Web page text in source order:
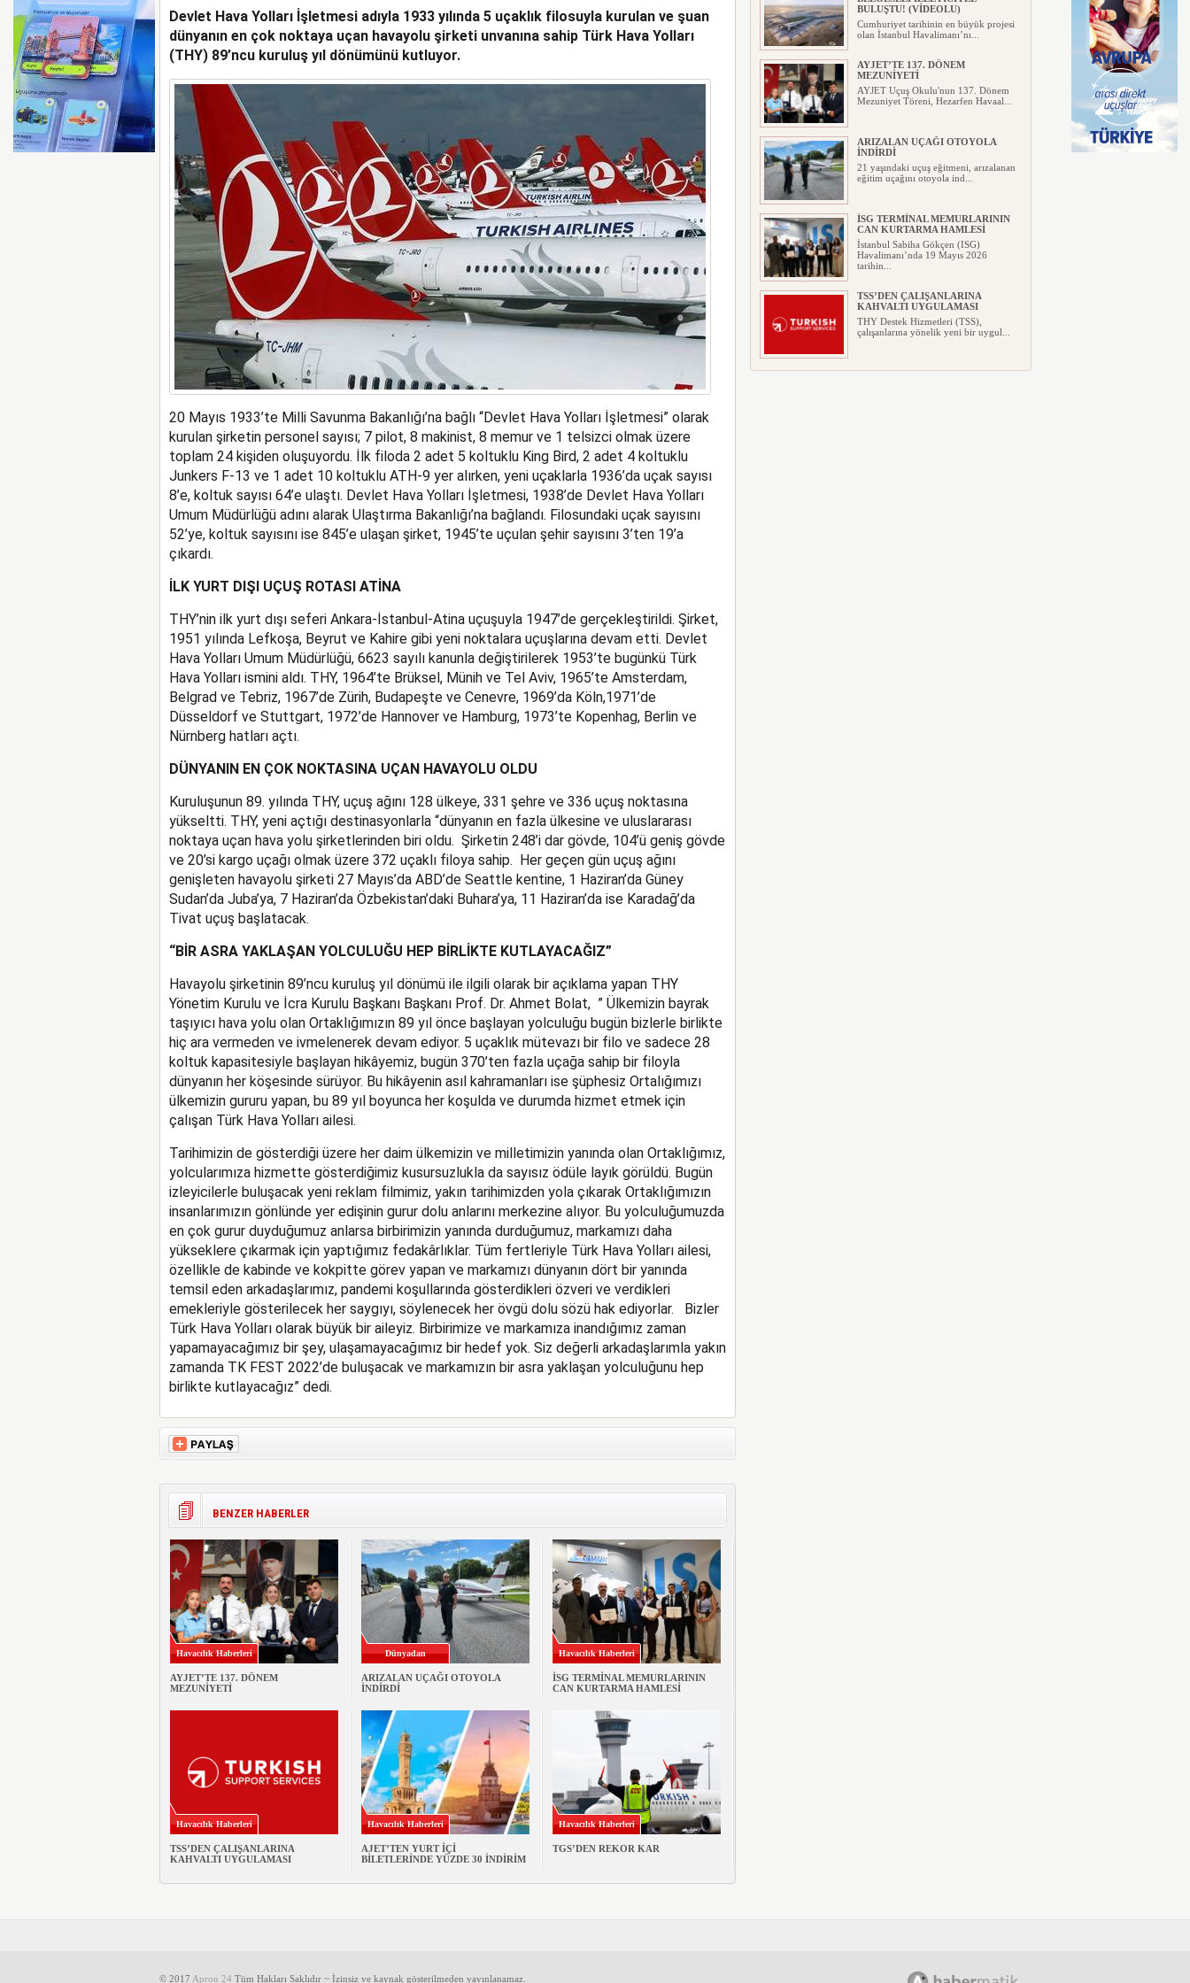
İGA, HAVALİMANI DENEYİMİ ZİRVESİ’NE EV
SAHİPLİĞİ YAPACAK
Devlet Hava Yolları İşletmesi adıyla 1933 yılında 5 uçaklık filosuyla kurulan ve şuan
dünyanın en çok noktaya uçan havayolu şirketi unvanına sahip Türk Hava Yolları
(THY) 89’ncu kuruluş yıl dönümünü kutluyor.
20 Mayıs 1933’te Milli Savunma Bakanlığı’na bağlı “Devlet Hava Yolları İşletmesi” olarak
kurulan şirketin personel sayısı; 7 pilot, 8 makinist, 8 memur ve 1 telsizci olmak üzere
toplam 24 kişiden oluşuyordu. İlk filoda 2 adet 5 koltuklu King Bird, 2 adet 4 koltuklu
Junkers F-13 ve 1 adet 10 koltuklu ATH-9 yer alırken, yeni uçaklarla 1936’da uçak sayısı
8’e, koltuk sayısı 64’e ulaştı. Devlet Hava Yolları İşletmesi, 1938’de Devlet Hava Yolları
Umum Müdürlüğü adını alarak Ulaştırma Bakanlığı’na bağlandı. Filosundaki uçak sayısını
52’ye, koltuk sayısını ise 845’e ulaşan şirket, 1945’te uçulan şehir sayısını 3’ten 19’a
çıkardı.
İLK YURT DIŞI UÇUŞ ROTASI ATİNA
THY’nin ilk yurt dışı seferi Ankara-İstanbul-Atina uçuşuyla 1947’de gerçekleştirildi. Şirket,
1951 yılında Lefkoşa, Beyrut ve Kahire gibi yeni noktalara uçuşlarına devam etti. Devlet
Hava Yolları Umum Müdürlüğü, 6623 sayılı kanunla değiştirilerek 1953’te bugünkü Türk
Hava Yolları ismini aldı. THY, 1964’te Brüksel, Münih ve Tel Aviv, 1965’te Amsterdam,
Belgrad ve Tebriz, 1967’de Zürih, Budapeşte ve Cenevre, 1969’da Köln,1971’de
Düsseldorf ve Stuttgart, 1972’de Hannover ve Hamburg, 1973’te Kopenhag, Berlin ve
Nürnberg hatları açtı.
DÜNYANIN EN ÇOK NOKTASINA UÇAN HAVAYOLU OLDU
Kuruluşunun 89. yılında THY, uçuş ağını 128 ülkeye, 331 şehre ve 336 uçuş noktasına
yükseltti. THY, yeni açtığı destinasyonlarla “dünyanın en fazla ülkesine ve uluslararası
noktaya uçan hava yolu şirketlerinden biri oldu. Şirketin 248’i dar gövde, 104’ü geniş gövde
ve 20’si kargo uçağı olmak üzere 372 uçaklı filoya sahip. Her geçen gün uçuş ağını
genişleten havayolu şirketi 27 Mayıs’da ABD’de Seattle kentine, 1 Haziran’da Güney
Sudan’da Juba’ya, 7 Haziran’da Özbekistan’daki Buhara’ya, 11 Haziran’da ise Karadağ’da
Tivat uçuş başlatacak.
“BİR ASRA YAKLAŞAN YOLCULUĞU HEP BİRLİKTE KUTLAYACAĞIZ”
Havayolu şirketinin 89’ncu kuruluş yıl dönümü ile ilgili olarak bir açıklama yapan THY
Yönetim Kurulu ve İcra Kurulu Başkanı Başkanı Prof. Dr. Ahmet Bolat, ” Ülkemizin bayrak
taşıyıcı hava yolu olan Ortaklığımızın 89 yıl önce başlayan yolculuğu bugün bizlerle birlikte
hiç ara vermeden ve ivmelenerek devam ediyor. 5 uçaklık mütevazı bir filo ve sadece 28
koltuk kapasitesiyle başlayan hikâyemiz, bugün 370’ten fazla uçağa sahip bir filoyla
dünyanın her köşesinde sürüyor. Bu hikâyenin asıl kahramanları ise şüphesiz Ortalığımızı
ülkemizin gururu yapan, bu 89 yıl boyunca her koşulda ve durumda hizmet etmek için
çalışan Türk Hava Yolları ailesi.
Tarihimizin de gösterdiği üzere her daim ülkemizin ve milletimizin yanında olan Ortaklığımız,
yolcularımıza hizmette gösterdiğimiz kusursuzlukla da sayısız ödüle layık görüldü. Bugün
izleyicilerle buluşacak yeni reklam filmimiz, yakın tarihimizden yola çıkarak Ortaklığımızın
insanlarımızın gönlünde yer edişinin gurur dolu anlarını merkezine alıyor. Bu yolculuğumuzda
en çok gurur duyduğumuz anlarsa birbirimizin yanında durduğumuz, markamızı daha
yükseklere çıkarmak için yaptığımız fedakârlıklar. Tüm fertleriyle Türk Hava Yolları ailesi,
özellikle de kabinde ve kokpitte görev yapan ve markamızı dünyanın dört bir yanında
temsil eden arkadaşlarımız, pandemi koşullarında gösterdikleri özveri ve verdikleri
emekleriyle gösterilecek her saygıyı, söylenecek her övgü dolu sözü hak ediyorlar. Bizler
Türk Hava Yolları olarak büyük bir aileyiz. Birbirimize ve markamıza inandığımız zaman
yapamayacağımız bir şey, ulaşamayacağımız bir hedef yok. Siz değerli arkadaşlarımla yakın
zamanda TK FEST 2022’de buluşacak ve markamızın bir asra yaklaşan yolculuğunu hep
birlikte kutlayacağız” dedi.
BENZER HABERLER
Havacılık Haberleri
AYJET’TE 137. DÖNEM
MEZUNİYETİ
Dünyadan
ARIZALAN UÇAĞI OTOYOLA
İNDİRDİ
Havacılık Haberleri
İSG TERMİNAL MEMURLARININ
CAN KURTARMA HAMLESİ
Havacılık Haberleri
TSS’DEN ÇALIŞANLARINA
KAHVALTI UYGULAMASI
Havacılık Haberleri
AJET’TEN YURT İÇİ
BİLETLERİNDE YÜZDE 30 İNDİRİM
Havacılık Haberleri
TGS’DEN REKOR KAR
BULUŞTU! (VİDEOLU)
Cumhuriyet tarihinin en büyük projesi
olan İstanbul Havalimanı’nı...
AYJET’TE 137. DÖNEM
MEZUNİYETİ
AYJET Uçuş Okulu'nun 137. Dönem
Mezuniyet Töreni, Hezarfen Havaal...
ARIZALAN UÇAĞI OTOYOLA
İNDİRDİ
21 yaşındaki uçuş eğitmeni, arızalanan
eğitim uçağını otoyola ind...
İSG TERMİNAL MEMURLARININ
CAN KURTARMA HAMLESİ
İstanbul Sabiha Gökçen (ISG)
Havalimanı’nda 19 Mayıs 2026
tarihin...
TSS’DEN ÇALIŞANLARINA
KAHVALTI UYGULAMASI
THY Destek Hizmetleri (TSS),
çalışanlarına yönelik yeni bir uygul...
AJET’TEN YURT İÇİ
© 2017 Apron 24 Tüm Hakları Saklıdır ~ İzinsiz ve kaynak gösterilmeden yayınlanamaz.